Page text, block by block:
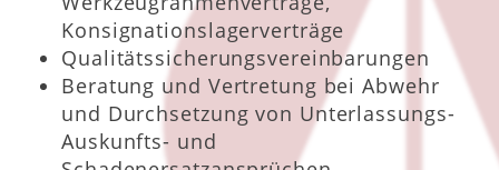
Konsignationslagerverträge
Qualitätssicherungsvereinbarungen
Beratung und Vertretung bei Abwehr
und Durchsetzung von Unterlassungs-
Auskunfts- und